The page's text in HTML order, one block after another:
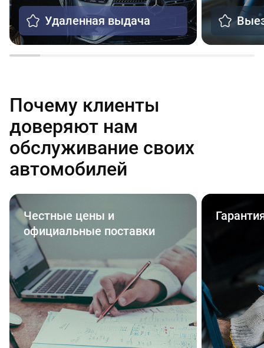
Удаленная выдача
Почему клиенты
доверяют нам
обслуживание своих
автомобилей
Честные цены и
официальные поставки